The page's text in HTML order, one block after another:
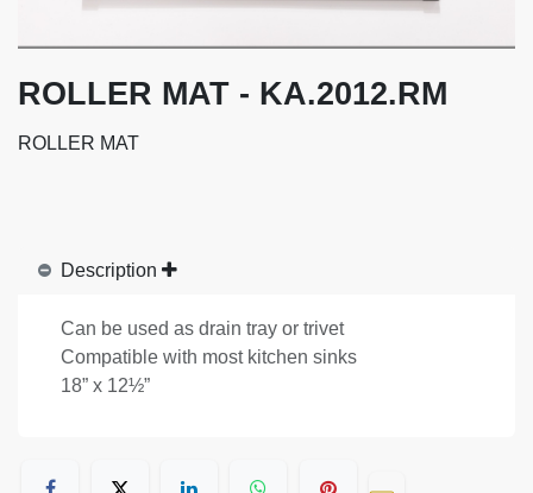
ROLLER MAT - KA.2012.RM
ROLLER MAT
Description
Can be used as drain tray or trivet
Compatible with most kitchen sinks
18” x 12½”